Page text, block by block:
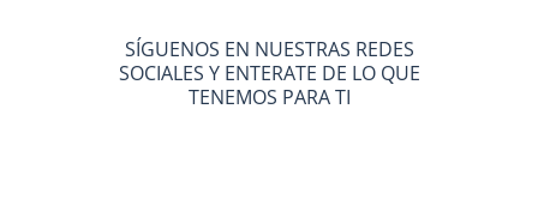
SÍGUENOS EN NUESTRAS REDES
SOCIALES Y ENTERATE DE LO QUE
TENEMOS PARA TI